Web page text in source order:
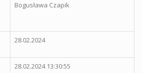
Bogusława Czapik
28.02.2024
28.02.2024 13:30:55